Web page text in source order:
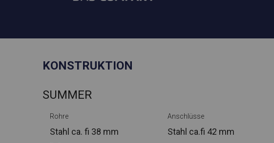
KONSTRUKTION
SUMMER
Rohre
Stahl ca. fi 38 mm
Anschlüsse
Stahl ca.fi 42 mm